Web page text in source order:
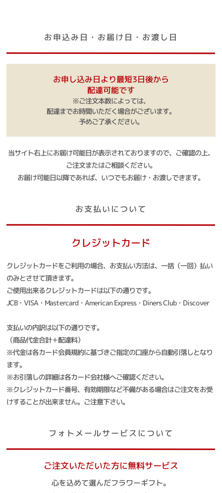
お申込み日・お届け日・お渡し日
お申し込み日より最短3日後から
配達可能です
※ご注文本数によっては、
配達までお時間いただく場合がございます。
予めご了承ください。
当サイト右上にお届け可能日が表示されておりますので、ご確認の上、
ご注文またはご相談ください。
お届け可能日以降であれば、いつでもお届け・お渡しできます。
お支払いについて
クレジットカード
クレジットカードをご利用の場合、お支払い方法は、一括（一回）払い
のみとさせて頂きます。
ご使用出来るクレジットカードは以下の通りです。
JCB・VISA・Mastercard・American Express・Diners Club・Discover
支払いの内訳は以下の通りです。
（商品代金合計＋配達料）
※代金は各カード会員規約に基づきご指定の口座から自動引落しとなり
ます。
※お引落しの詳細は各カード会社様へご確認ください。
※クレジットカード番号、有効期限など不備がある場合はご注文をお受
けすることが出来ません。ご注意下さい。
フォトメールサービスについて
ご注文いただいた方に無料サービス
心を込めて選んだフラワーギフト。